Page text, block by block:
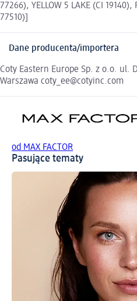
77266), YELLOW 5 LAKE (CI 19140),
77510)]
Dane producenta/importera
Coty Eastern Europe Sp. z o.o. ul.
Warszawa coty_ee@cotyinc.com
od MAX FACTOR
Pasujące tematy